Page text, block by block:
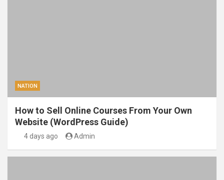
NATION
How to Sell Online Courses From Your Own
Website (WordPress Guide)
4 days ago Admin